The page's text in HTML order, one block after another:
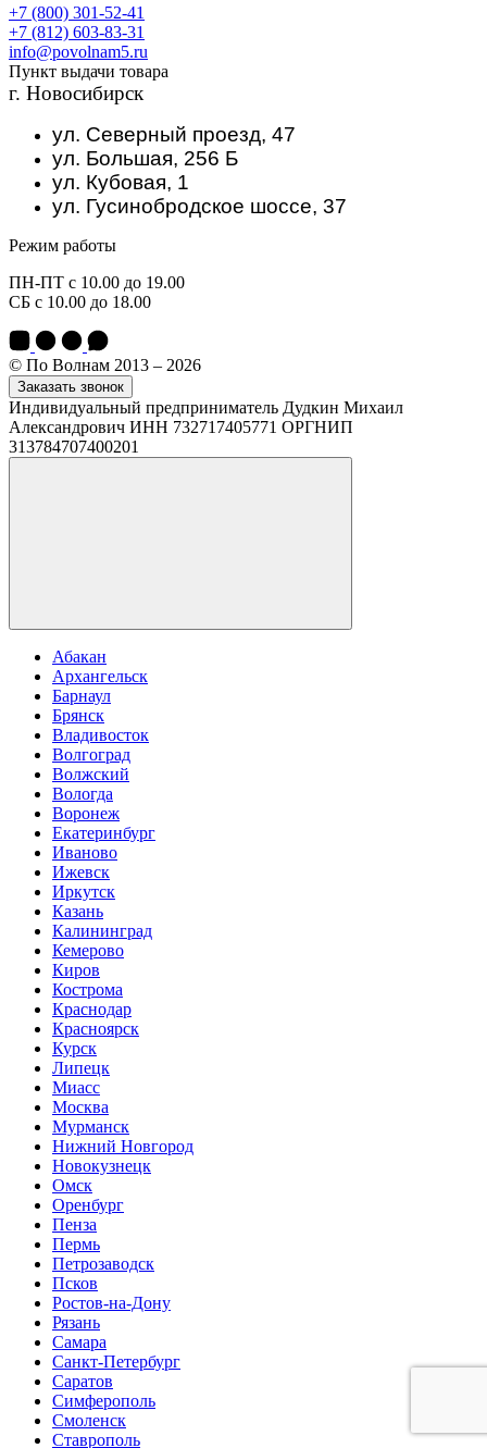
+7 (800) 301-52-41
+7 (812) 603-83-31
info@povolnam5.ru
Пункт выдачи товара
г. Новосибирск
ул. Северный проезд, 47
ул. Большая, 256 Б
ул. Кубовая, 1
ул. Гусинобродское шоссе, 37
Режим работы
ПН-ПТ с 10.00 до 19.00
СБ с 10.00 до 18.00
© По Волнам 2013 – 2026
Заказать звонок
Индивидуальный предприниматель Дудкин Михаил
Александрович ИНН 732717405771 ОРГНИП
313784707400201
Абакан
Архангельск
Барнаул
Брянск
Владивосток
Волгоград
Волжский
Вологда
Воронеж
Екатеринбург
Иваново
Ижевск
Иркутск
Казань
Калининград
Кемерово
Киров
Кострома
Краснодар
Красноярск
Курск
Липецк
Миасс
Москва
Мурманск
Нижний Новгород
Новокузнецк
Омск
Оренбург
Пенза
Пермь
Петрозаводск
Псков
Ростов-на-Дону
Рязань
Самара
Санкт-Петербург
Саратов
Симферополь
Смоленск
Ставрополь